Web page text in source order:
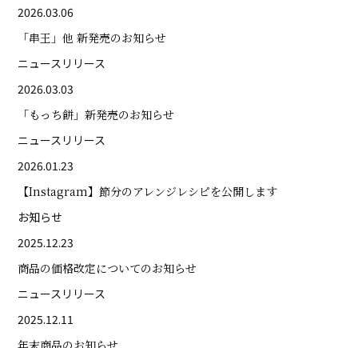
2026.03.06
「串王」他 新発売のお知らせ
ニュースリリース
2026.03.03
「もっち餅」新発売のお知らせ
ニュースリリース
2026.01.23
【Instagram】節分のアレンジレシピを公開します
お知らせ
2025.12.23
商品の価格改定についてのお知らせ
ニュースリリース
2025.12.11